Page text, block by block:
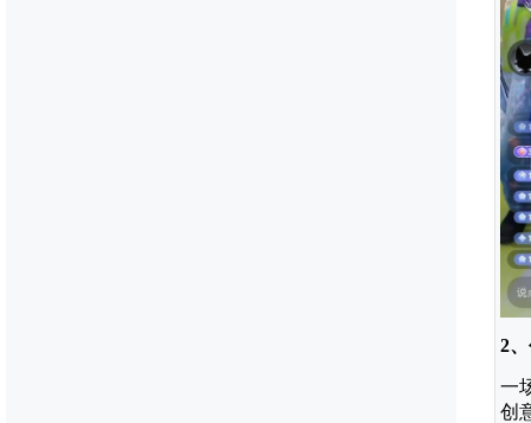
2
一
创